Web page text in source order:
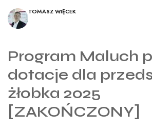
TOMASZ WIĘCEK
Program Maluch
dotacje dla
żłobka 2025
[ZAKOŃCZONY]